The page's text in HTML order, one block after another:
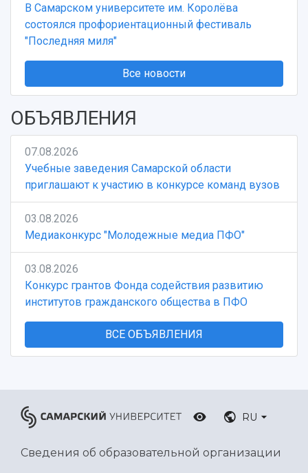
В Самарском университете им. Королёва
состоялся профориентационный фестиваль
"Последняя миля"
Все новости
ОБЪЯВЛЕНИЯ
07.08.2026
Учебные заведения Самарской области
приглашают к участию в конкурсе команд вузов
03.08.2026
Медиаконкурс "Молодежные медиа ПФО"
03.08.2026
Конкурс грантов Фонда содействия развитию
институтов гражданского общества в ПФО
ВСЕ ОБЪЯВЛЕНИЯ
RU
Сведения об образовательной организации